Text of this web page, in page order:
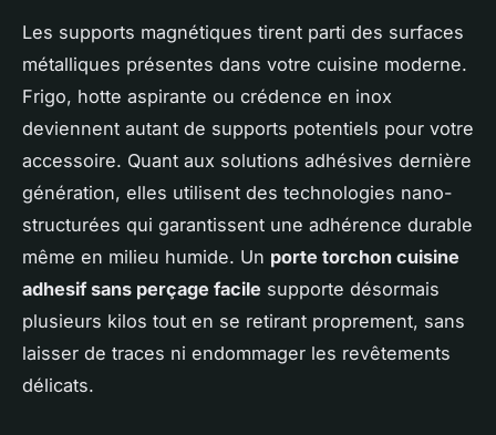
Les supports magnétiques tirent parti des surfaces
métalliques présentes dans votre cuisine moderne.
Frigo, hotte aspirante ou crédence en inox
deviennent autant de supports potentiels pour votre
accessoire. Quant aux solutions adhésives dernière
génération, elles utilisent des technologies nano-
structurées qui garantissent une adhérence durable
même en milieu humide. Un porte torchon cuisine
adhesif sans perçage facile supporte désormais
plusieurs kilos tout en se retirant proprement, sans
laisser de traces ni endommager les revêtements
délicats.